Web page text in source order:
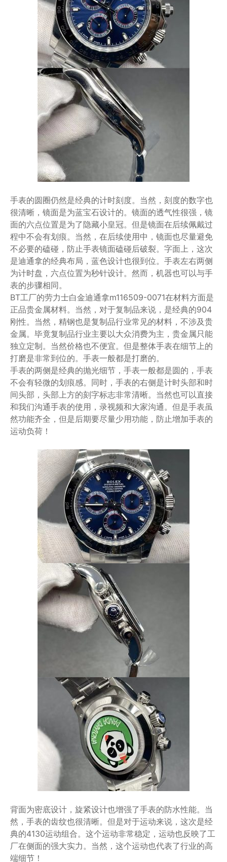
手表的圆圈仍然是经典的计时刻度。当然，刻度的数字也
很清晰，镜面是为蓝宝石设计的。镜面的透气性很强，镜
面的六点位置是为了隐藏小皇冠。但是镜面在后续佩戴过
程中不会有划痕。当然，在后续使用中，镜面也尽量避免
不必要的磕碰，防止手表镜面磕碰后破裂。字面上，这次
是迪通拿的经典布局，蓝色设计也很到位。手表左右两侧
为计时盘，六点位置为秒针设计。然而，机器也可以与手
表的步骤相同。
BT工厂的劳力士白金迪通拿m116509-0071在材料方面是
正品贵金属材料。当然，对于复制品来说，是经典的904
刚性。当然，精钢也是复制品行业常见的材料，不涉及贵
金属。毕竟复制品行业主要以大众消费为主，贵金属只能
独立定制。当然价格也不便宜。但是整体手表在细节上的
打磨是非常到位的。手表一般都是打磨的。
手表的两侧是经典的抛光细节，手表一般都是圆的，手表
不会有轻微的划痕感。同时，手表的右侧是计时头部和时
间头部，头部上方的刻字标志非常清晰。当然也可以直接
和我们沟通手表的使用，录视频和大家沟通。但是手表虽
然功能齐全，但是后期要尽量少用功能，防止增加手表的
运动负荷！
背面为密底设计，旋紧设计也增强了手表的防水性能。当
然，手表的齿纹也很清晰。但是对于运动来说，这次是经
典的4130运动组合。这个运动非常稳定，运动也反映了工
厂在侧面的强大实力。当然，这个运动也代表了行业的高
端细节！